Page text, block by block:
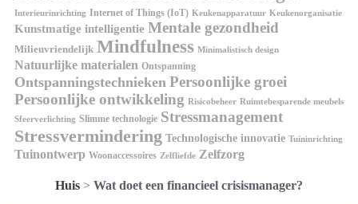
Interieurinrichting Internet of Things (IoT) Keukenapparatuur Keukenorganisatie
Kunstmatige intelligentie Mentale gezondheid
Milieuvriendelijk Mindfulness Minimalistisch design
Natuurlijke materialen Ontspanning
Ontspanningstechnieken Persoonlijke groei
Persoonlijke ontwikkeling Risicobeheer Ruimtebesparende meubels
Sfeerverlichting Slimme technologie Stressmanagement
Stressvermindering Technologische innovatie Tuininrichting
Tuinontwerp Woonaccessoires Zelfliefde Zelfzorg
Huis > Wat doet een financieel crisismanager?